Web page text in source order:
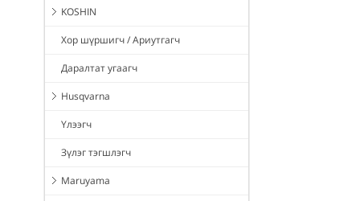
KOSHIN
Хор шүршигч / Ариутгагч
Даралтат угаагч
Husqvarna
Үлээгч
Зүлэг тэгшлэгч
Maruyama